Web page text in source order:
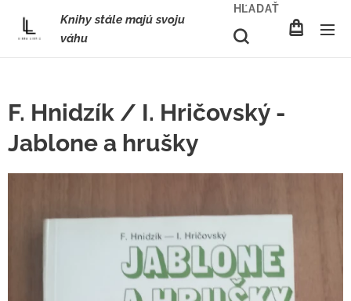
Knihy stále majú svoju
váhu
HĽADAŤ
F. Hnidzík / I. Hričovský -
Jablone a hrušky